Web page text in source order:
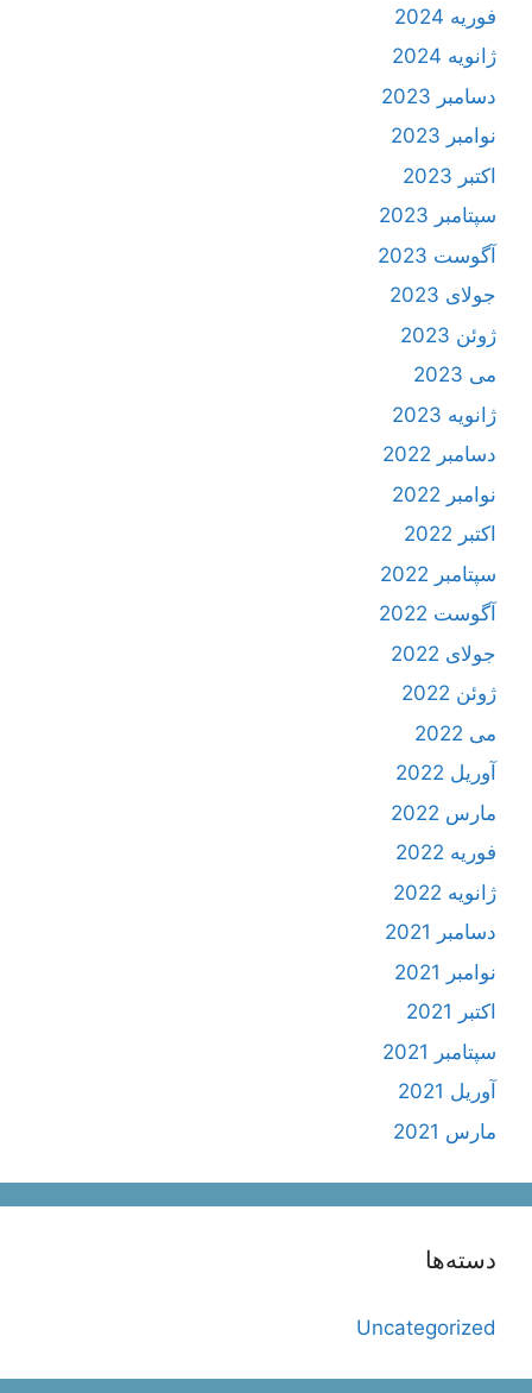
فوریه 2024
ژانویه 2024
دسامبر 2023
نوامبر 2023
اکتبر 2023
سپتامبر 2023
آگوست 2023
جولای 2023
ژوئن 2023
می 2023
ژانویه 2023
دسامبر 2022
نوامبر 2022
اکتبر 2022
سپتامبر 2022
آگوست 2022
جولای 2022
ژوئن 2022
می 2022
آوریل 2022
مارس 2022
فوریه 2022
ژانویه 2022
دسامبر 2021
نوامبر 2021
اکتبر 2021
سپتامبر 2021
آوریل 2021
مارس 2021
دسته‌ها
Uncategorized